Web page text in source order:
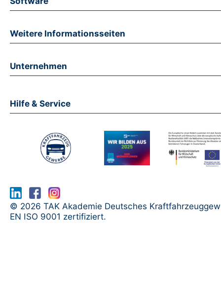
Weitere Informationsseiten
Unternehmen
Hilfe & Service
© 2026 TAK Akademie Deutsches
EN ISO 9001 zertifiziert.